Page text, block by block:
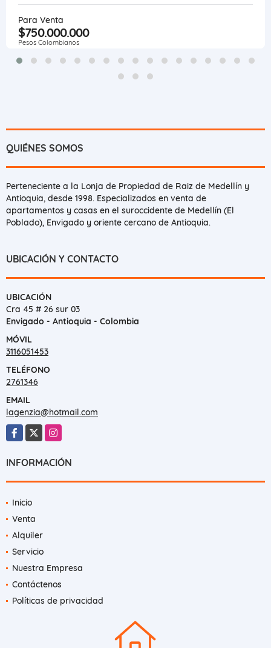
Para Venta
$750.000.000
Pesos Colombianos
QUIÉNES SOMOS
Perteneciente a la Lonja de Propiedad de Raiz de Medellín y
Antioquia, desde 1998. Especializados en venta de
apartamentos y casas en el suroccidente de Medellín (El
Poblado), Envigado y oriente cercano de Antioquia.
UBICACIÓN Y CONTACTO
UBICACIÓN
Cra 45 # 26 sur 03
Envigado - Antioquia - Colombia
MÓVIL
3116051453
TELÉFONO
2761346
EMAIL
lagenzia@hotmail.com
Facebook
X Instagram
INFORMACIÓN
Inicio
Venta
Alquiler
Servicio
Nuestra Empresa
Contáctenos
Políticas de privacidad